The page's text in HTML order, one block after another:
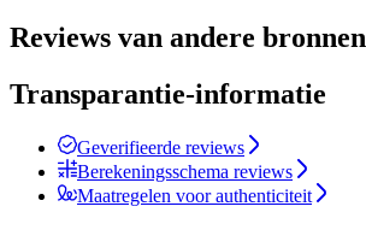
Reviews van andere bronnen
Transparantie-informatie
Geverifieerde reviews
Berekeningsschema reviews
Maatregelen voor authenticiteit